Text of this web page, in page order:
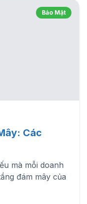
Bảo Mật
Các
mà mỗi doanh
đám mây của